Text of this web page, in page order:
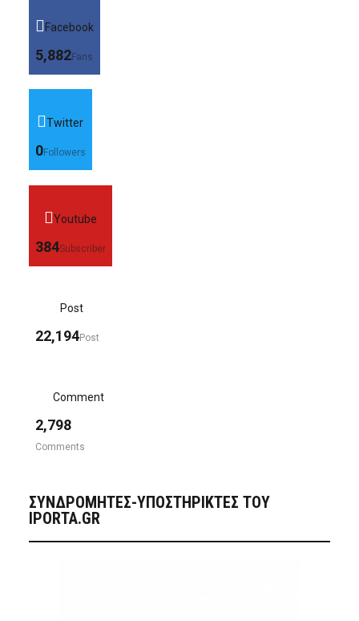
Facebook
5,882Fans
Twitter
0Followers
Youtube
384Subscriber
Post
22,194Post
Comment
2,798
Comments
ΣΥΝΔΡΟΜΗΤΈΣ-ΥΠΟΣΤΗΡΙΚΤΈΣ ΤΟΥ
IPORTA.GR